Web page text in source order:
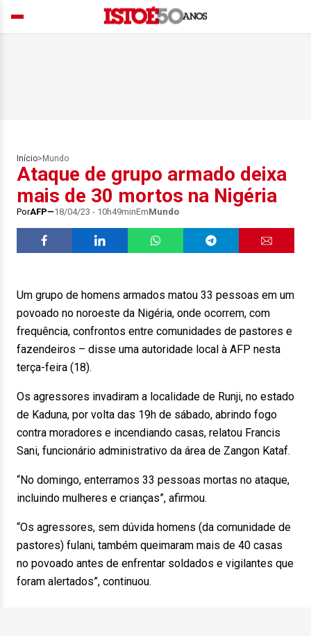
Início> Mundo
Ataque de grupo armado deixa
mais de 30 mortos na Nigéria
PorAFP 18/04/23 - 10h49minEmMundo
Um grupo de homens armados matou 33 pessoas em um
povoado no noroeste da Nigéria, onde ocorrem, com
frequência, confrontos entre comunidades de pastores e
fazendeiros – disse uma autoridade local à AFP nesta
terça-feira (18).
Os agressores invadiram a localidade de Runji, no estado
de Kaduna, por volta das 19h de sábado, abrindo fogo
contra moradores e incendiando casas, relatou Francis
Sani, funcionário administrativo da área de Zangon Kataf.
“No domingo, enterramos 33 pessoas mortas no ataque,
incluindo mulheres e crianças”, afirmou.
“Os agressores, sem dúvida homens (da comunidade de
pastores) fulani, também queimaram mais de 40 casas
no povoado antes de enfrentar soldados e vigilantes que
foram alertados”, continuou.